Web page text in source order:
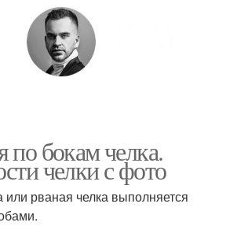
по бокам челка.
челки с фото
или рваная челка выполняется